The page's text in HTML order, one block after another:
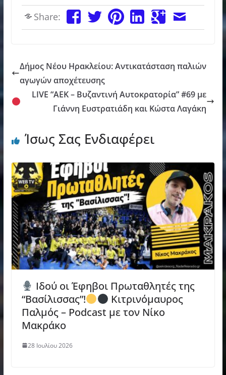
Share:
Δήμος Νέου Ηρακλείου: Αντικατάσταση παλιών
αγωγών αποχέτευσης
LIVE “ΑΕΚ – Βυζαντινή Αυτοκρατορία” #69 με
Γιάννη Ευστρατιάδη και Κώστα Λαγάκη
Ίσως Σας Ενδιαφέρει
Ιδού οι Έφηβοι Πρωταθλητές της
“Βασίλισσας”!
Κιτρινόμαυρος
Παλμός – Podcast με τον Νίκο
Μακράκο
28 Ιουλίου 2026